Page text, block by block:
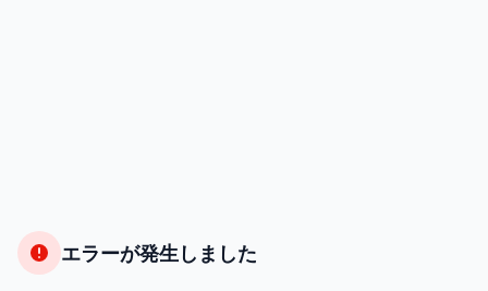
エラーが発生しました